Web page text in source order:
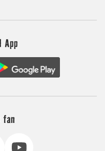
App
fan